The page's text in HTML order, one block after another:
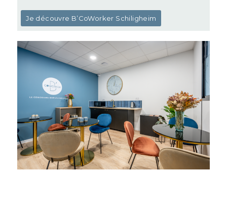
Je découvre B’CoWorker Schiligheim